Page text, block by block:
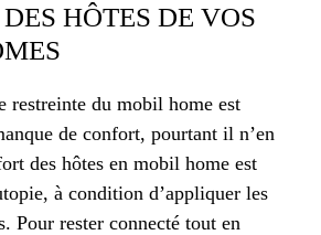
HÔTES DE VOS
restreinte du mobil home est
de confort, pourtant il n’en
des hôtes en mobil home est
à condition d’appliquer les
Pour rester connecté tout en